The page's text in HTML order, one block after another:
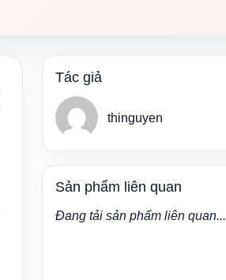
Tác giả
thinguyen
Sản phẩm liên quan
Đang tải sản phẩm liên quan...